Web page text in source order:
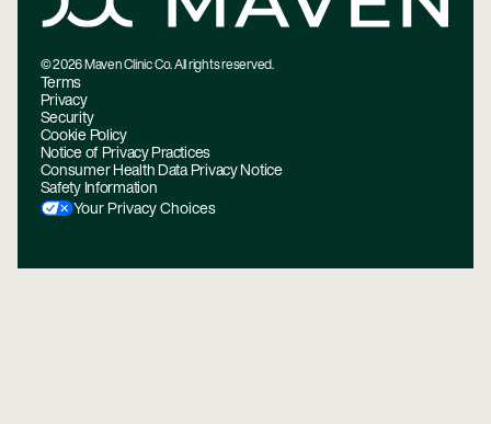
Terms
Privacy
Security
Cookie Policy
Notice of Privacy Practices
Consumer Health Data Privacy Notice
Safety Information
Your Privacy Choices
©2026Maven Clinic Co. All rights reserved.